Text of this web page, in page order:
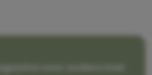
voor ouders met